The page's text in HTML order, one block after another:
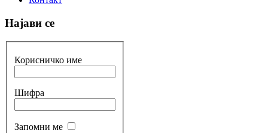
Најави се
Корисничко име
Шифра
Запомни ме